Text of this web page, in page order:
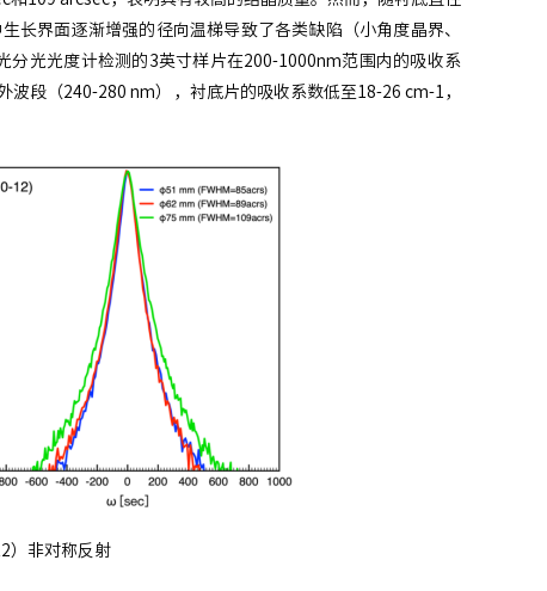
长界面逐渐增强的径向温梯导致了各类缺陷（小角度晶界、
光光度计检测的3英寸样片在200-1000nm范围内的吸收系
段（240-280 nm），衬底片的吸收系数低至18-26 cm-1，
）非对称反射